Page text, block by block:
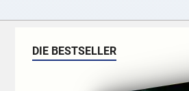
DIE BESTSELLER